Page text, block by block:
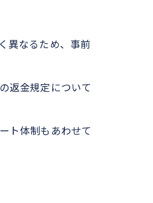
異なるため、事前
返金規定について
ト体制もあわせて